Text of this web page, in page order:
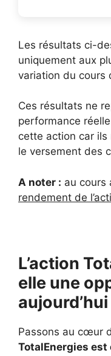
Les résultats ci-
uniquement aux
variation du cours
Ces résultats ne
performance
cette action car ils
le versement des
A noter : au cours
rendement de
L’action
elle une
aujourd’hui
Passons au cœur
TotalEnergies